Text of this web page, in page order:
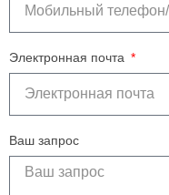
Электронная почта
Ваш запрос